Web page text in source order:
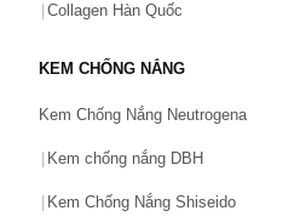
Collagen Hàn Quốc
KEM CHỐNG NẮNG
Kem Chống Nắng Neutrogena
Kem chống nắng DBH
Kem Chống Nắng Shiseido